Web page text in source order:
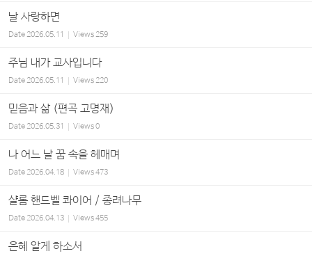
날 사랑하면
Date2026.05.11 Views259
주님 내가 교사입니다
Date2026.05.11 Views220
믿음과 삶 (편곡 고명재)
Date2026.05.31 Views0
나 어느 날 꿈 속을 헤매며
Date2026.04.18 Views473
샬롬 핸드벨 콰이어 / 종려나무
Date2026.04.13 Views455
은혜 알게 하소서